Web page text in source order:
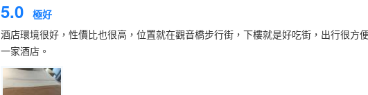
5.0 極好
酒店環境很好，性價比也很高，位置就在觀音橋步行街，下樓就是好吃街，出行很
一家酒店。